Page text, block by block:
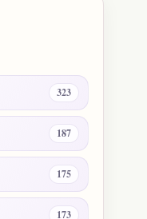
323
187
175
173